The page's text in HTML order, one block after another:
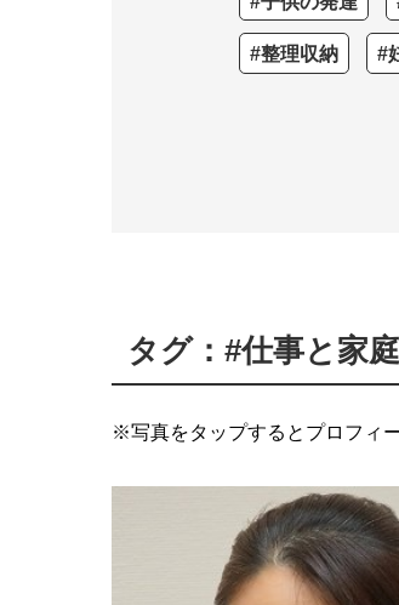
#整理収納 #
タグ：#仕事と家
※写真をタップするとプロフィ